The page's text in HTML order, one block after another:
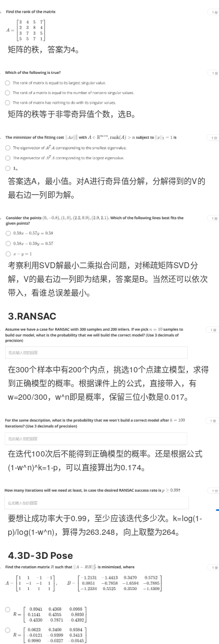
矩阵的秩，答案为4。
矩阵的秩等于非零奇异值个数，选B。
答案选A，最小值。对A进行奇异值分解，分解得到的V的
最右边一列即为解。
考察利用SVD解最小二乘拟合问题，对稀疏矩阵SVD分
解，V的最右边一列即为结果，答案是B。当然还可以依次
带入，看谁总误差最小。
3.RANSAC
在300个样本中有200个内点，挑选10个点建立模型，求得
到正确模型的概率。根据课件上的公式，直接带入，有
w=200/300，w^n即是概率，保留三位小数是0.017。
在迭代100次后不能得到正确模型的概率。还是根据公式
(1-w^n)^k=1-p，可以直接算出为0.174。
要想让成功率大于0.99，至少应该迭代多少次。k=log(1-
p)/log(1-w^n)，算得为263.248，向上取整为264。
4.3D-3D Pose